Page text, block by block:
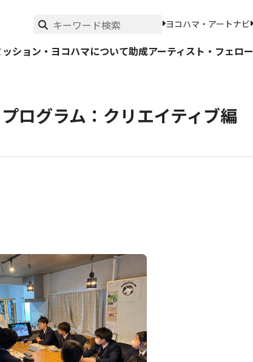
ヨコハマ・アートナビ
ッション・ヨコハマについて助成アーティスト・フェロー
ログラム：クリエイティブ編